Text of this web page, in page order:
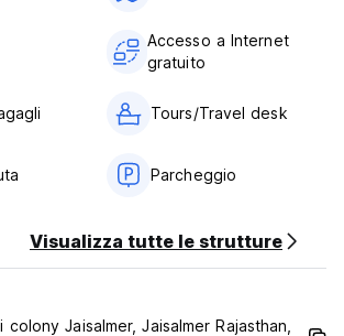
reception 24 ore su 24. (Auto-
Accesso a Internet
gratuito
Tours/Travel desk
Parcheggio
Visualizza tutte le strutture
colony Jaisalmer, Jaisalmer Rajasthan,